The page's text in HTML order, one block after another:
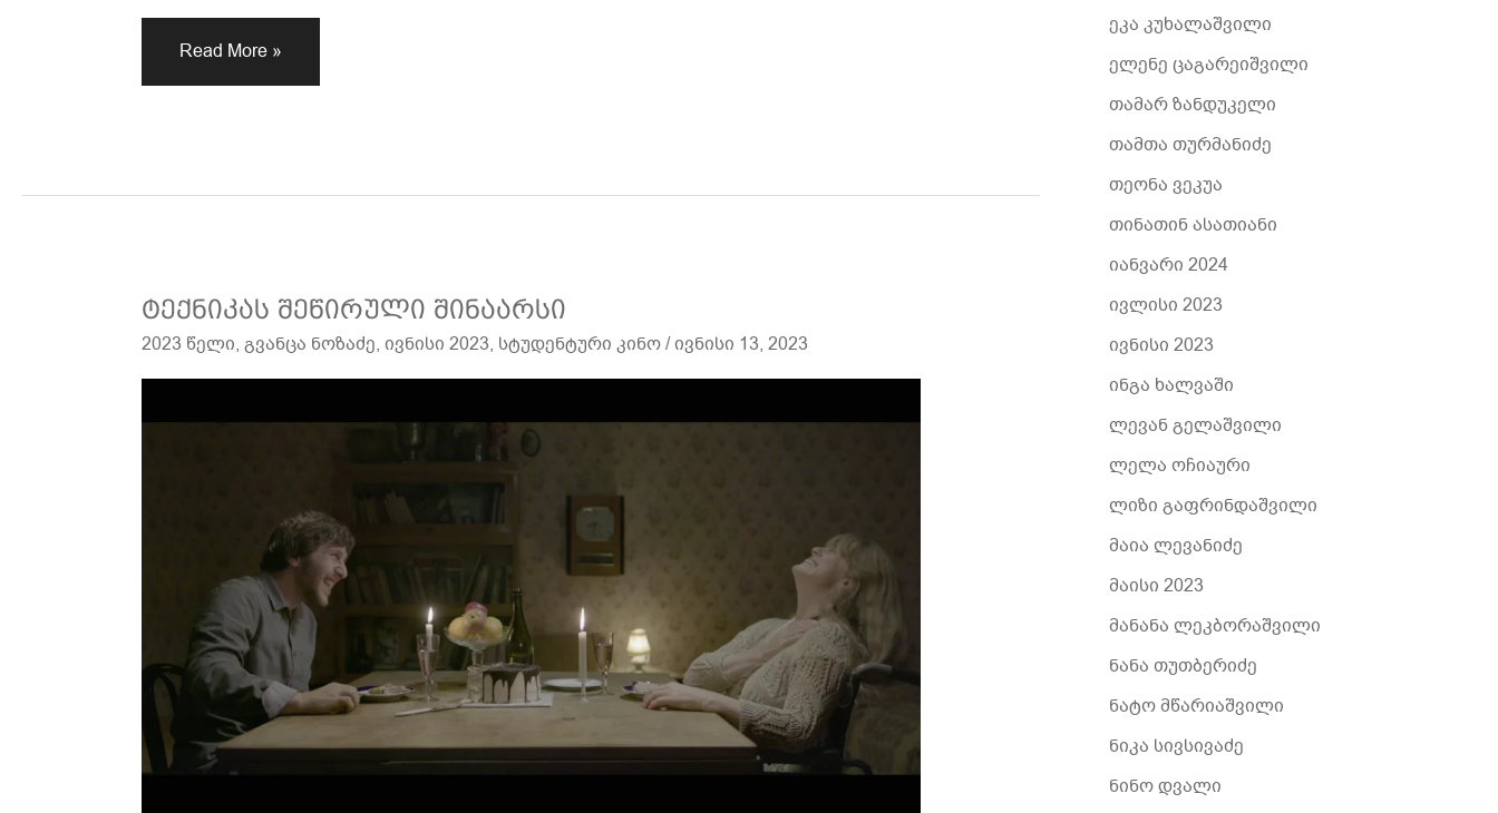
Read More »
ტექნიკას შეწირული შინაარსი
2023 წელი, გვანცა ნოზაძე, ივნისი 2023, სტუდენტური კინო/ივნისი 13, 2023
ტექნიკას
შეწირული
ეკა კუხალაშვილი
ელენე ცაგარეიშვილი
თამარ ზანდუკელი
თამთა თურმანიძე
თეონა ვეკუა
თინათინ ასათიანი
იანვარი 2024
ივლისი 2023
ივნისი 2023
ინგა ხალვაში
ლევან გელაშვილი
ლელა ოჩიაური
ლიზი გაფრინდაშვილი
მაია ლევანიძე
მაისი 2023
მანანა ლეკბორაშვილი
ნანა თუთბერიძე
ნატო მწარიაშვილი
ნიკა სივსივაძე
ნინო დვალი